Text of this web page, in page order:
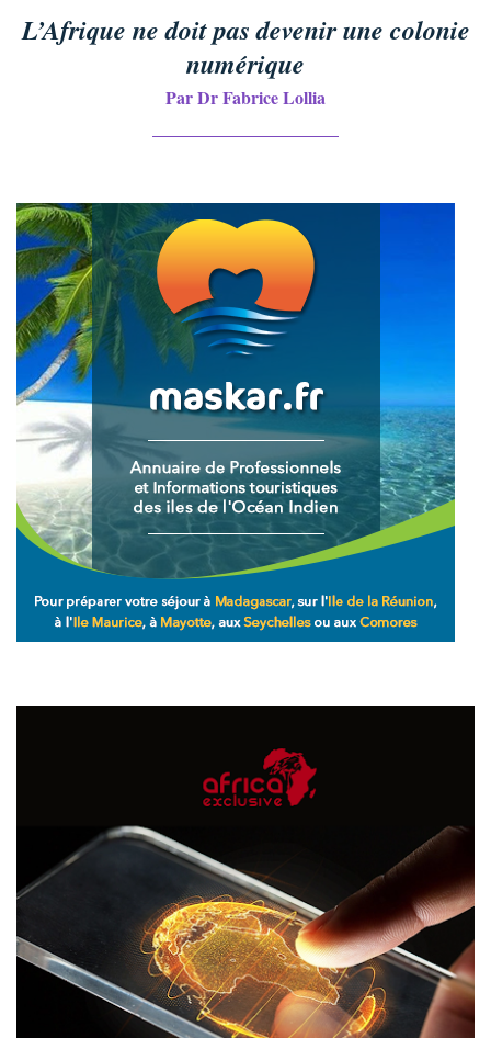
L’Afrique ne doit pas devenir une colonie
numérique
Par Dr Fabrice Lollia